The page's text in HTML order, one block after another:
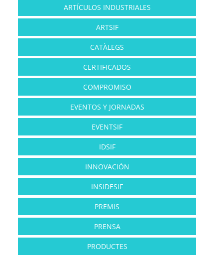
ARTÍCULOS INDUSTRIALES
ARTSIF
CATÀLEGS
CERTIFICADOS
COMPROMISO
EVENTOS Y JORNADAS
EVENTSIF
IDSIF
INNOVACIÓN
INSIDESIF
PREMIS
PRENSA
PRODUCTES